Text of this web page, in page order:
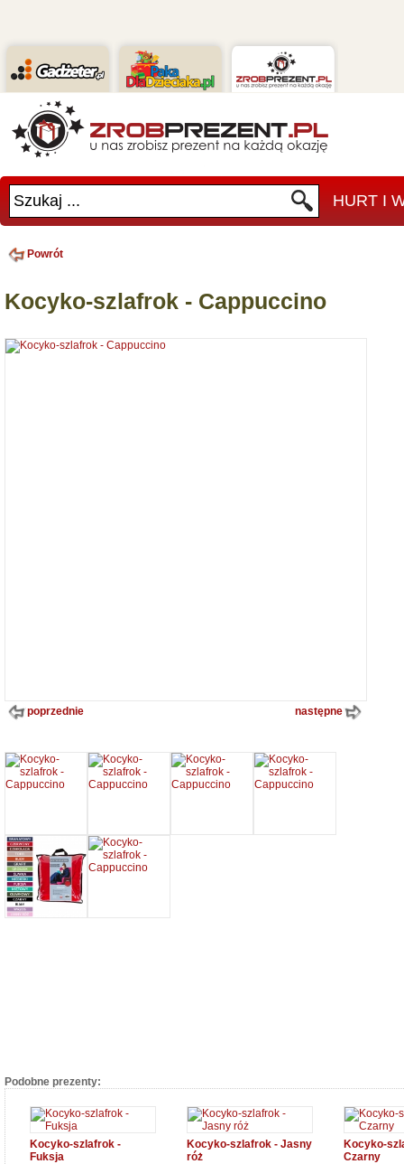
Szukaj ... HURT I
Powrót
Kocyko-szlafrok - Cappuccino
poprzednie następne
Podobne prezenty:
Kocyko-szlafrok -
Fuksja
Kocyko-szlafrok - Jasny
róż
Kocyko-
Czarny